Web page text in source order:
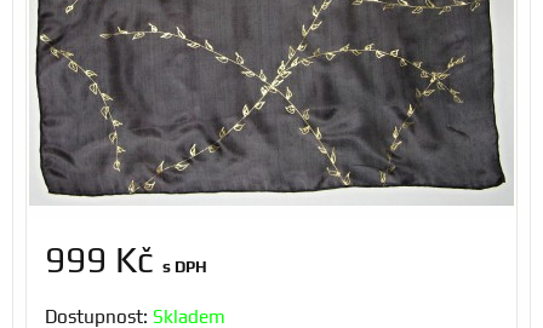
999 Kč s DPH
Dostupnost: Skladem